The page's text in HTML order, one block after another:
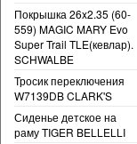
Покрышка 26x2.35 (60-
559) MAGIC MARY Evo
Super Trail TLE(кевлар).
SCHWALBE
Тросик переключения
W7139DB CLARK'S
Сиденье детское на
раму TIGER BELLELLI